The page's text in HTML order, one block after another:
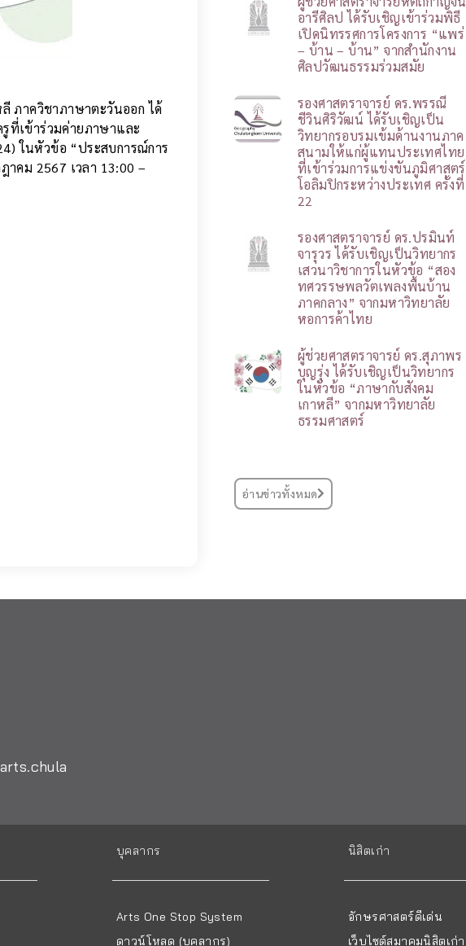
ภาควิชาภาษาตะวันออก ได้
ที่เข้าร่วมค่ายภาษาและ
ในหัวข้อ “ประสบการณ์การ
าคม 2567 เวลา 13:00 –
อารีศิลป ได้รับเชิญเข้าร่วมพิธี
เปิดนิทรรศการโครงการ “แพร่
– บ้าน – บ้าน” จากสำนักงาน
ศิลปวัฒนธรรมร่วมสมัย
รองศาสตราจารย์ ดร.พรรณี
ชีวินศิริวัฒน์ ได้รับเชิญเป็น
วิทยากรอบรมเข้มด้านงานภาค
สนามให้แก่ผู้แทนประเทศไทย
ที่เข้าร่วมการแข่งขันภูมิศาสตร์
โอลิมปิกระหว่างประเทศ ครั้งที่
22
รองศาสตราจารย์ ดร.ปรมินท์
จารุวร ได้รับเชิญเป็นวิทยากร
เสวนาวิชาการในหัวข้อ “สอง
ทศวรรษพลวัตเพลงพื้นบ้าน
ภาคกลาง” จากมหาวิทยาลัย
หอการค้าไทย
ผู้ช่วยศาสตราจารย์ ดร.สุภาพร
บุญรุ่ง ได้รับเชิญเป็นวิทยากร
ในหัวข้อ “ภาษากับสังคม
เกาหลี” จากมหาวิทยาลัย
ธรรมศาสตร์
อ่านข่าวทั้งหมด
บุคลากร
Arts One Stop System
ดาวน์โหลด (บุคลากร)
นิสิตเก่า
อักษรศาสตร์ดีเด่น
เว็บไซต์สมาคมนิสิตเก่า